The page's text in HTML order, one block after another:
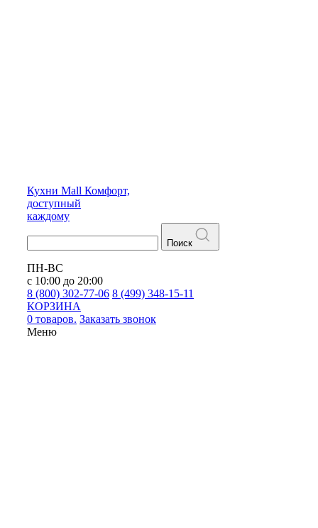
Кухни Mall Комфорт,
доступный
каждому
Поиск
ПН-ВС
с 10:00 до 20:00
8 (800) 302-77-06 8 (499) 348-15-11
КОРЗИНА
0 товаров. Заказать звонок
Меню